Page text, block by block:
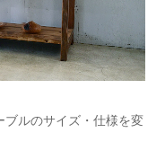
ブルのサイズ・仕様を変